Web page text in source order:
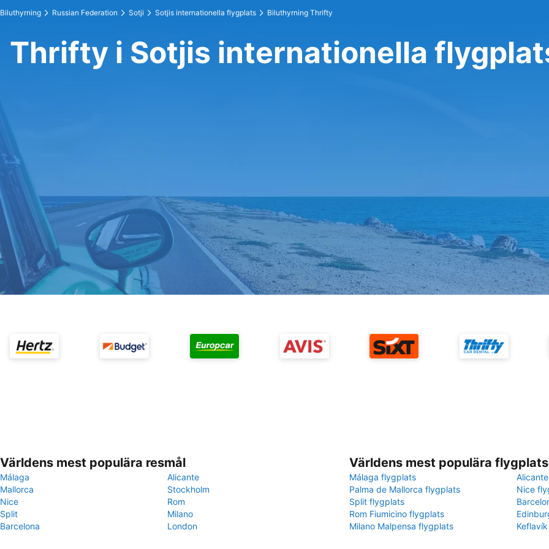
Biluthyrning Russian Federation Sotji Sotjis internationella flygplats Biluthyrning Thrifty
Thrifty i Sotjis internationella
Världens mest populära resmål
Málaga
Alicante
Mallorca
Stockholm
Nice
Rom
Split
Milano
Barcelona
London
Världens mest populära
Málaga flygplats
Palma de Mallorca flygplats
Nice
Split flygplats
Rom Fiumicino flygplats
Milano Malpensa flygplats